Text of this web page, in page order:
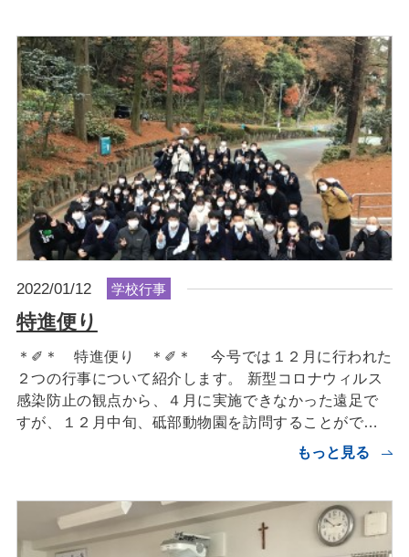
2022/01/12 学校行事
特進便り
＊✐＊ 特進便り ＊✐＊ 今号では１２月に行われた
２つの行事について紹介します。 新型コロナウィルス
感染防止の観点から、４月に実施できなかった遠足で
すが、１２月中旬、砥部動物園を訪問することがで…
もっと見る